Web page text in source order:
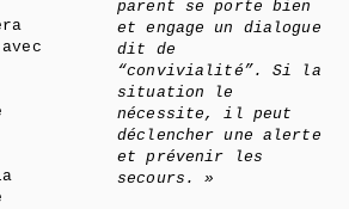
parent se porte bien
et engage un dialogue
dit de
“convivialité”. Si la
situation le
nécessite, il peut
déclencher une alerte
et prévenir les
secours. »